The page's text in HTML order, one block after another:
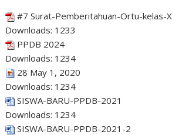
#7 Surat-Pemberitahuan-Ortu-kelas-X
Downloads: 1233
PPDB 2024
Downloads: 1234
28 May 1, 2020
Downloads: 1234
SISWA-BARU-PPDB-2021
Downloads: 1234
SISWA-BARU-PPDB-2021-2